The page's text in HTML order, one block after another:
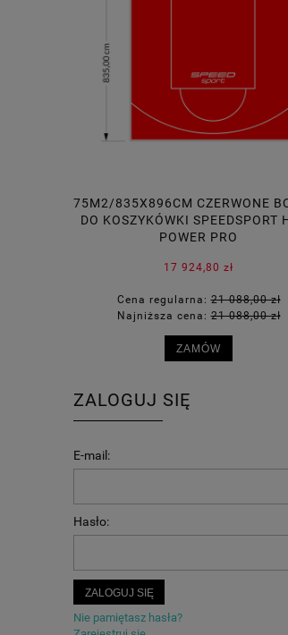
75M2/835X896CM CZERWONE
DO KOSZYKÓWKI SPEEDSPORT
POWER PRO
17 924,80 zł
Cena regularna:21 088,00 zł
Najniższa cena:21 088,00 zł
ZAMÓW
ZALOGUJ SIĘ
E-mail:
Hasło:
ZALOGUJ SIĘ
Nie pamiętasz hasła?